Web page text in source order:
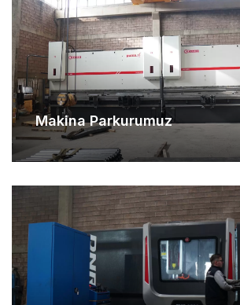
Makina Parkurumuz
Referanslarımız